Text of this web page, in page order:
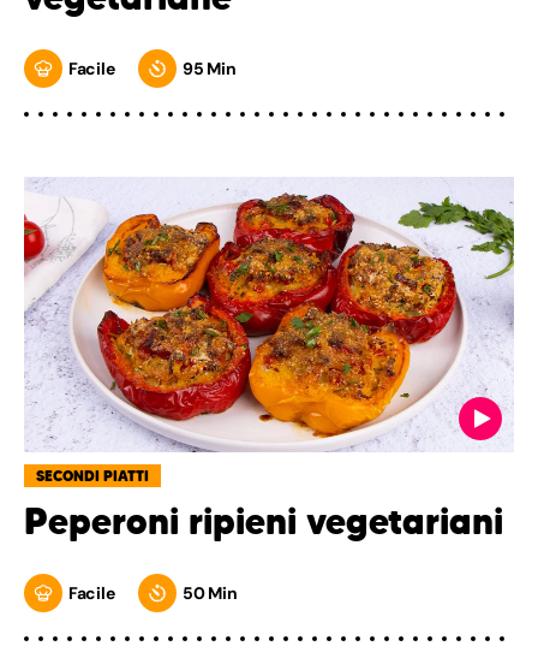
Facile 95 Min
SECONDI PIATTI
Peperoni ripieni vegetariani
Facile 50 Min